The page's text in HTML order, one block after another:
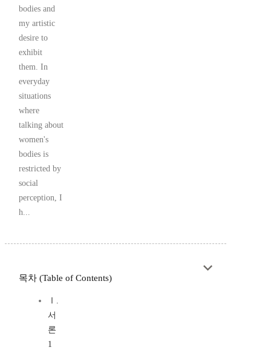
bodies and
my artistic
desire to
exhibit
them. In
everyday
situations
where
talking about
women's
bodies is
restricted by
social
perception, I
h...
목차 (Table of Contents)
Ⅰ.
서
론
1